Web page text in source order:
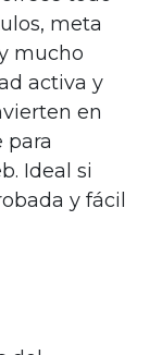
meta
mucho
activa y
en
para
Ideal si
y fácil